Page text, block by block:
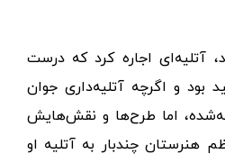
که شد، آتلیه‌ای اجاره کرد که درست
بود و اگرچه آتلیه‌داری جوان
اما طرح‌ها و نقش‌هایش
هنرستان چندبار به آتلیه او